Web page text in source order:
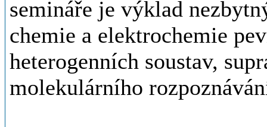
semináře je výklad
chemie a elektrochemie
heterogenních soustav,
molekulárního